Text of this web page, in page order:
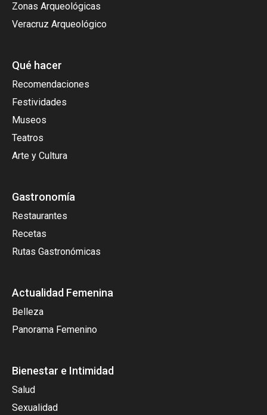
Zonas Arqueológicas
Veracruz Arqueológico
Qué hacer
Recomendaciones
Festividades
Museos
Teatros
Arte y Cultura
Gastronomía
Restaurantes
Recetas
Rutas Gastronómicas
Actualidad Femenina
Belleza
Panorama Femenino
Bienestar e Intimidad
Salud
Sexualidad